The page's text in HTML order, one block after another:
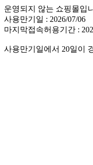
운영되지 않는 쇼핑몰입
사용만기일 : 2026/07/06
마지막접속허용기간 :
사용만기일에서 20일이